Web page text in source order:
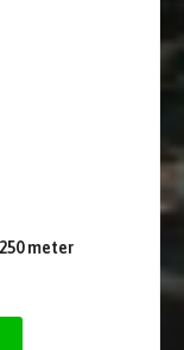
meter